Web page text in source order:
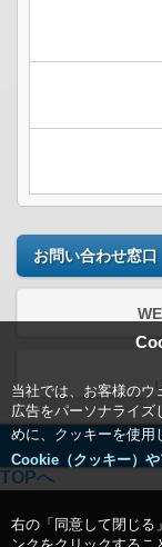
当社では、お客様のウ
広告をパーソナライズ
めに、クッキーを使用
Cookie（クッキー）
右の「同意して閉じる
お問い合わせ窓口
TOPへ